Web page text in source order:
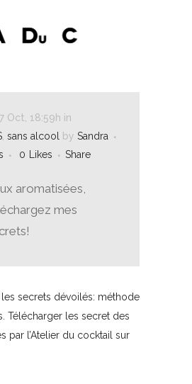
Oct, 18:59h in
sans alcool by Sandra
0 Likes Share
aromatisées,
mes
les secrets dévoilés: méthode
Télécharger les secret des
par l’Atelier du cocktail sur